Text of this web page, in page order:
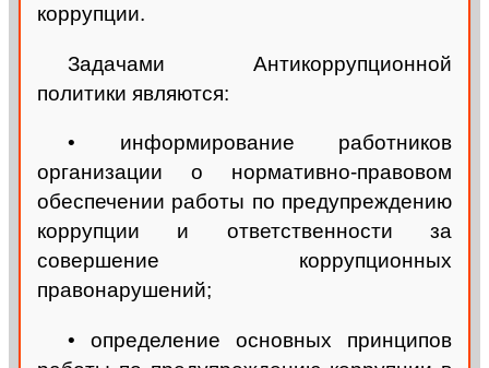
коррупции.
Задачами Антикоррупционной
политики являются:
• информирование работников
организации о нормативно-правовом
обеспечении работы по предупреждению
коррупции и ответственности за
совершение коррупционных
правонарушений;
• определение основных принципов